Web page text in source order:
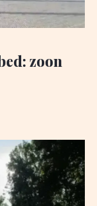
zoon